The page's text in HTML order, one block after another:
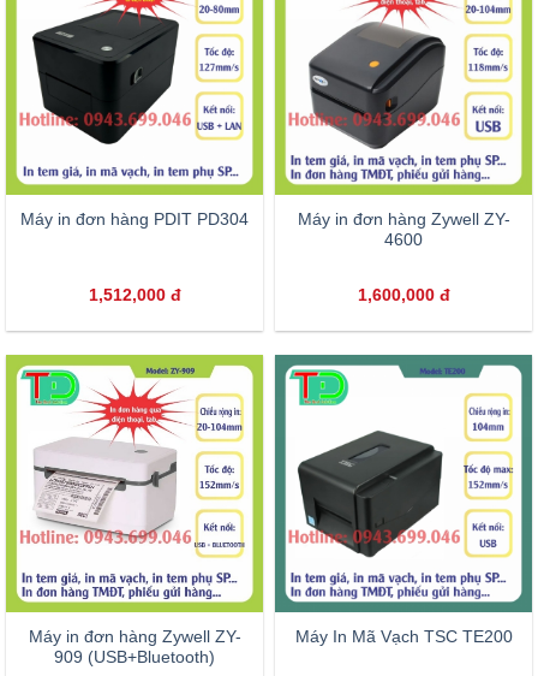
Máy in đơn hàng PDIT PD304
1,512,000 đ
Máy in đơn hàng Zywell ZY-
4600
1,600,000 đ
Máy in đơn hàng Zywell ZY-
909 (USB+Bluetooth)
Máy In Mã Vạch TSC TE200